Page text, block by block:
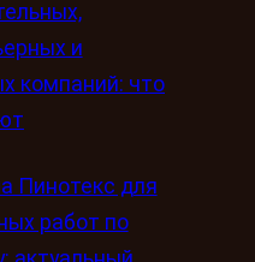
и
компаний: что
Пинотекс для
работ по